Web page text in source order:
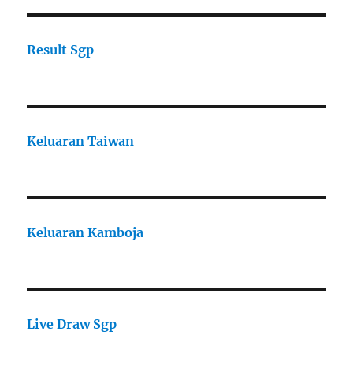
Result Sgp
Keluaran Taiwan
Keluaran Kamboja
Live Draw Sgp